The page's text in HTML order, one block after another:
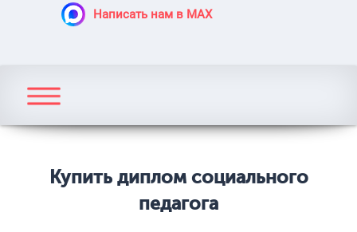
Написать нам в MAX
Купить диплом социального
педагога